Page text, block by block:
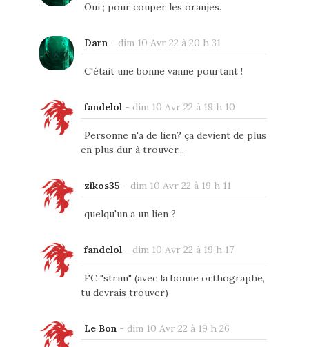
Oui ; pour couper les oranjes.
Darn- dim 10 Avr 22 à 20 h 31
C'était une bonne vanne pourtant !
fandelol- dim 10 Avr 22 à 19 h 10
Personne n'a de lien? ça devient de plus
en plus dur à trouver...
zikos35 - dim 10 Avr 22 à 19 h 11
quelqu'un a un lien ?
fandelol- dim 10 Avr 22 à 19 h 17
FC "strim" (avec la bonne orthographe,
tu devrais trouver)
Le Bon- dim 10 Avr 22 à 19 h 26